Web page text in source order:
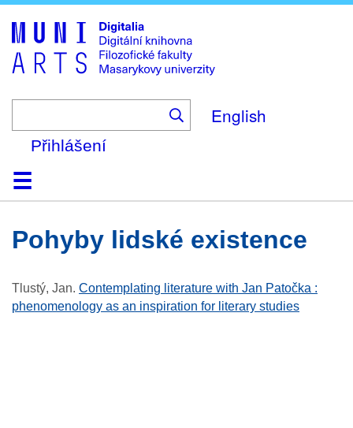
to
main
content
English
Přihlášení
DomůKolekce
Prohlížení
Vyhledávání
O platformě
Nápověda
KontaktDigitalia
pohyby lidské existence
Tlustý, Jan. Contemplating literature with Jan Patočka :
phenomenology as an inspiration for literary studies